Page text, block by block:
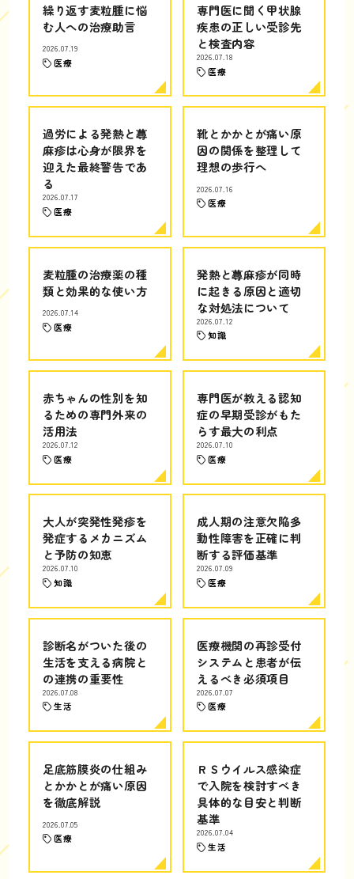
繰り返す麦粒腫に悩
む人への治療助言
2026.07.19
医療
専門医に聞く甲状腺
疾患の正しい受診先
と検査内容
2026.07.18
医療
過労による発熱と蕁
麻疹は心身が限界を
迎えた最終警告であ
る
2026.07.17
医療
靴とかかとが痛い原
因の関係を整理して
理想の歩行へ
2026.07.16
医療
麦粒腫の治療薬の種
類と効果的な使い方
2026.07.14
医療
発熱と蕁麻疹が同時
に起きる原因と適切
な対処法について
2026.07.12
知識
赤ちゃんの性別を知
るための専門外来の
活用法
2026.07.12
医療
専門医が教える認知
症の早期受診がもた
らす最大の利点
2026.07.10
医療
大人が突発性発疹を
発症するメカニズム
と予防の知恵
2026.07.10
知識
成人期の注意欠陥多
動性障害を正確に判
断する評価基準
2026.07.09
医療
診断名がついた後の
生活を支える病院と
の連携の重要性
2026.07.08
生活
医療機関の再診受付
システムと患者が伝
えるべき必須項目
2026.07.07
医療
足底筋膜炎の仕組み
とかかとが痛い原因
を徹底解説
2026.07.05
医療
ＲＳウイルス感染症
で入院を検討すべき
具体的な目安と判断
基準
2026.07.04
生活